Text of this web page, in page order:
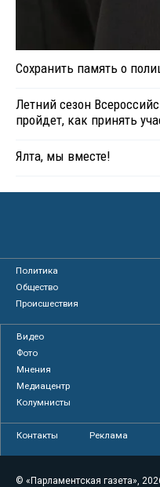
Сохранить память о
Летний сезон
пройдет, как принять
Ялта, мы вместе!
Политика
Общество
Происшествия
Видео
Фото
Мнения
Медиацентр
Колумнисты
Контакты Реклама
© «Парламентская газета»,